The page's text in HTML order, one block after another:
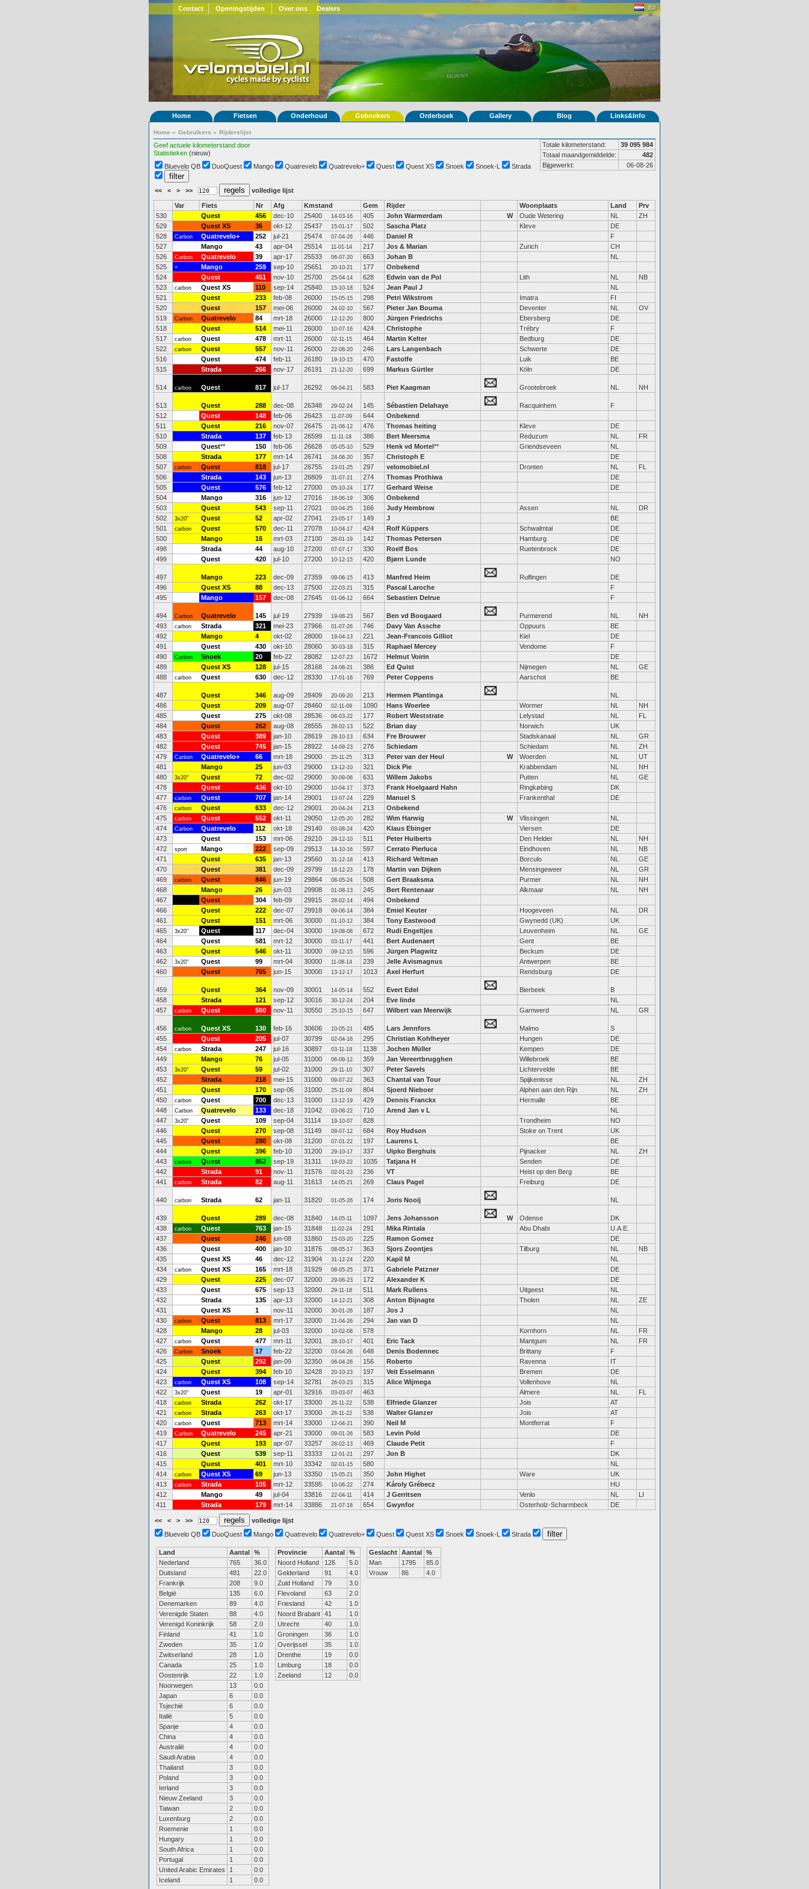
Contact Openingstijden Over ons Dealers
Home Fietsen Onderhoud Gebruikers Orderboek Gallery Blog Links&Info
Home » Gebruikers » Rijderslijst
Geef actuele kilometerstand door
Statistieken (nieuw)
Totale kilometerstand:
39 095 984
Totaal maandgemiddelde:
482
Bijgewerkt:
06-08-26
Bluevelo QB DuoQuest Mango Quatrevelo Quatrevelo+ Quest Quest XS Snoek Snoek-L Strada
<< < > >> volledige lijst
Var Fiets Nr Afg Kmstand Gem Rijder Woonplaats Land
Prv
530
Quest 456 dec-10 25400 14-03-16 405 John Warmerdam W Oude Wetering NL
ZH
529
Quest XS 36 okt-12 25437 15-01-17 502 Sascha Platz Kleve
DE
528
Carbon Quatrevelo+ 252 jul-21 25474 07-04-26 446 Daniel R
F
527
Mango 43 apr-04 25514 11-01-14 217 Jos & Marian Zurich
CH
526
Carbon Quatrevelo 39 apr-17 25533 06-07-20 663 Johan B
NL
525
+ Mango 259 sep-10 25651 20-10-21 177
Onbekend
524
Quest 451 nov-10 25700 25-04-14 628 Edwin van de Pol Lith NL
NB
523
carbon Quest XS 110 sep-14 25840 15-10-18 524 Jean Paul J
NL
521
Quest 233 feb-08 26000 15-05-15 298 Petri Wikstrom Imatra
FI
520
Quest 157 mei-06 26000 24-02-10 567 Pieter Jan Bouma Deventer NL
OV
519
Carbon Quatrevelo 84 mrt-18 26000 12-12-20 800 Jürgen Friedrichs Ebersberg
DE
518
Quest 514 mei-11 26000 10-07-16 424 Christophe Trébry
F
517
carbon Quest 478 mrt-11 26000 02-11-15 464 Martin Kelter Bedburg
DE
522
carbon Quest 557 nov-11 26000 22-08-20 246 Lars Langenbach Schwerte
DE
516
Quest 474 feb-11 26180 19-10-15 470 Fastolfe Luik
BE
515
Strada 266 nov-17 26191 21-12-20 699 Markus Gürtler Köln DE
514 carbon Quest 817 jul-17 26292 06-04-21 583 Piet Kaagman Grootebroek NL NH
513 Quest 288 dec-08 26348 29-02-24 145 Sébastien Delahaye Racquinhem
F
512
Quest 148 feb-06 26423 11-07-09 644
Onbekend
511
Quest 216 nov-07 26475 21-06-12 476 Thomas heiting Kleve
DE
510
Strada 137 feb-13 26599 11-11-18 386 Bert Meersma Reduzum NL
FR
509
Quest** 150 feb-06 26628 05-05-10 529 Henk vd Mortel** Griendseveen
NL
508
Strada 177 mrt-14 26741 24-06-20 357 Christoph E
DE
507
carbon Quest 818 jul-17 26755 23-01-25 297 velomobiel.nl Dronten NL
FL
506
Strada 143 jun-13 26809 31-07-21 274 Thomas Prothiwa
DE
505
Quest 576 feb-12 27000 05-10-24 177 Gerhard Weise
DE
504
Mango 316 jun-12 27016 18-06-19 306
Onbekend
503
Quest 543 sep-11 27021 03-04-25 166 Judy Hembrow Assen NL
DR
502
3x20" Quest 52 apr-02 27041 23-05-17 149 J
BE
501
carbon Quest 570 dec-11 27078 10-04-17 424 Rolf Küppers Schwalmtal
DE
500
Mango 16 mrt-03 27100 26-01-19 142 Thomas Petersen Hamburg
DE
498
Strada 44 aug-10 27200 07-07-17 330 Roelf Bos Ruetenbrock
DE
499
Quest 420 jul-10 27200 10-12-15 420 Bjørn Lunde NO
497 Mango 223 dec-09 27359 09-06-15 413 Manfred Heim Rulfingen
DE
496
Quest XS 88 dec-13 27500 22-03-21 315 Pascal Laroche
F
495
Mango 157 dec-08 27645 01-06-12 664 Sebastien Delrue F
494 Carbon Quatrevelo 145 jul-19 27939 19-08-23 567 Ben vd Boogaard Purmerend NL
NH
493
carbon Strada 321 mei-23 27966 01-07-26 746 Davy Van Assche Oppuurs
BE
492
Mango 4 okt-02 28000 19-04-13 221 Jean-Francois Gilliot Kiel
DE
491
Quest 430 okt-10 28060 30-03-18 315 Raphael Mercey Vendome
F
490
Carbon Snoek 20 feb-22 28082 12-07-23 1672 Helmut Voirin
DE
489
Quest XS 128 jul-15 28168 24-08-21 386 Ed Quist Nijmegen NL
GE
488
carbon Quest 630 dec-12 28330 17-01-16 769 Peter Coppens Aarschot BE
487 Quest 346 aug-09 28409 20-09-20 213 Hermen Plantinga
NL
486
Quest 209 aug-07 28460 02-11-09 1090 Hans Woerlee Wormer NL
NH
485
Quest 275 okt-08 28536 06-03-22 177 Robert Weststrate Lelystad NL
FL
484
Quest 262 aug-08 28555 28-02-13 522 Brian day Norwich
UK
483
Quest 389 jan-10 28619 28-10-13 634 Fre Brouwer Stadskanaal NL
GR
482
Quest 745 jan-15 28922 14-09-23 278 Schiedam Schiedam NL
ZH
479
Carbon Quatrevelo+ 66 mrt-18 29000 25-11-25 313 Peter van der Heul W Woerden NL
UT
481
Mango 25 jun-03 29000 13-12-10 321 Dick Pie Krabbendam NL
NH
480
3x20" Quest 72 dec-02 29000 30-09-06 631 Willem Jakobs Putten NL
GE
478
Quest 436 okt-10 29000 10-04-17 373 Frank Hoelgaard Hahn Ringkøbing
DK
477
carbon Quest 707 jan-14 29001 13-07-24 229 Manuel S Frankenthal
DE
476
carbon Quest 633 dec-12 29001 20-04-24 213
Onbekend
475
carbon Quest 552 okt-11 29050 12-05-20 282 Wim Harwig W Vlissingen
NL
474
Carbon Quatrevelo 112 okt-18 29140 03-08-24 420 Klaus Ebinger Viersen
DE
473
Quest 153 mrt-06 29210 29-12-10 511 Peter Huiberts Den Helder NL
NH
472
sport Mango 222 sep-09 29513 14-10-16 597 Cerrato Pierluca Eindhoven NL
NB
471
Quest 635 jan-13 29560 31-12-18 413 Richard Veltman Borculo NL
GE
470
Quest 381 dec-09 29799 18-12-23 178 Martin van Dijken Mensingeweer NL
GR
469
carbon Quest 846 jun-19 29864 08-05-24 508 Gert Braaksma Purmer NL
NH
468
Mango 26 jun-03 29908 01-08-13 245 Bert Rentenaar Alkmaar NL
NH
467
Quest 304 feb-09 29915 28-02-14 494
Onbekend
466
Quest 222 dec-07 29918 09-06-14 384 Emiel Keuter Hoogeveen NL
DR
461
Quest 151 mrt-06 30000 01-10-12 384 Tony Eastwood Gwynedd (UK)
UK
465
3x20" Quest 117 dec-04 30000 19-08-08 672 Rudi Engeltjes Leuvenheim NL
GE
464
Quest 581 mrt-12 30000 03-11-17 441 Bert Audenaert Gent
BE
463
Quest 546 okt-11 30000 09-12-15 596 Jürgen Plagwitz Beckum
DE
462
3x20" Quest 99 mrt-04 30000 11-08-14 239 Jelle Avismagnus Antwerpen
BE
460
Quest 765 jun-15 30000 13-12-17 1013 Axel Herfurt Rendsburg DE
459 Quest 364 nov-09 30001 14-05-14 552 Evert Edel Bierbeek
B
458
Strada 121 sep-12 30016 30-12-24 204 Eve linde
NL
457
carbon Quest 560 nov-11 30550 25-10-15 647 Wilbert van Meerwijk Garnwerd NL GR
456 carbon Quest XS 130 feb-16 30606 10-05-21 485 Lars Jennfors Malmo
S
455
Quest 205 jul-07 30799 02-04-16 295 Christian Kohlheyer Hungen
DE
454
carbon Strada 247 jul-16 30897 03-11-18 1138 Jochen Müller Kempen
DE
449
Mango 76 jul-05 31000 06-09-12 359 Jan Vereertbrugghen Willebroek
BE
453
3x20" Quest 59 jul-02 31000 29-11-10 307 Peter Savels Lichtervelde
BE
452
Strada 218 mei-15 31000 09-07-22 363 Chantal van Tour Spijkenisse NL
ZH
451
Quest 170 sep-06 31000 25-11-09 804 Sjoerd Nieboer Alphen aan den Rijn NL
ZH
450
carbon Quest 700 dec-13 31000 13-12-19 429 Dennis Franckx Hermalle
BE
448
Carbon Quatrevelo 133 dec-18 31042 03-08-22 710 Arend Jan v L
NL
447
3x20" Quest 109 sep-04 31114 19-10-07 828 Trondheim
NO
446
Quest 270 sep-08 31149 09-07-12 684 Roy Hudson Stoke on Trent
UK
445
Quest 280 okt-08 31200 07-01-22 197 Laurens L
BE
444
Quest 396 feb-10 31200 29-10-17 337 Uipko Berghuis Pijnacker NL
ZH
443
carbon Quest 852 sep-19 31311 19-03-22 1035 Tatjana H Senden
DE
442
Strada 91 nov-11 31576 02-01-23 236 VT Heist op den Berg
BE
441
carbon Strada 82 aug-11 31613 14-05-21 269 Claus Pagel Freiburg DE
440 carbon Strada 62 jan-11 31820 01-05-26 174 Joris Nooij NL
439 Quest 289 dec-08 31840 14-05-11 1097 Jens Johansson W Odense
DK
438
carbon Quest 763 jan-15 31848 11-02-24 291 Mika Rintala Abu Dhabi
U.A.E.
437
Quest 246 jun-08 31860 15-03-20 225 Ramon Gomez
DE
436
Quest 400 jan-10 31876 08-05-17 363 Sjors Zoontjes Tilburg NL
NB
435
Quest XS 46 dec-12 31904 31-12-24 220 Kapil M
NL
434
carbon Quest XS 165 mrt-18 31929 08-05-25 371 Gabriele Patzner
DE
429
Quest 225 dec-07 32000 29-06-23 172 Alexander K
DE
433
Quest 675 sep-13 32000 29-11-18 511 Mark Rullens Uitgeest
NL
432
Strada 135 apr-13 32000 14-12-21 308 Anton Bijnagte Tholen NL
ZE
431
Quest XS 1 nov-11 32000 30-01-26 187 Jos J
NL
430
carbon Quest 813 mrt-17 32000 21-04-26 294 Jan van D
NL
428
Mango 28 jul-03 32000 10-02-08 578 Kornhorn NL
FR
427
carbon Quest 477 mrt-11 32001 28-10-17 401 Eric Tack Mantgum NL
FR
426
Carbon Snoek 17 feb-22 32200 03-04-26 648 Denis Bodennec Brittany
F
425
Quest 292 jan-09 32350 06-04-26 156 Roberto Ravenna
IT
424
Quest 394 feb-10 32428 20-10-23 197 Veit Esselmann Bremen
DE
423
carbon Quest XS 108 sep-14 32781 26-03-23 315 Alice Wijmega Vollenhove
NL
422
3x20" Quest 19 apr-01 32916 03-03-07 463 Almere NL
FL
418
carbon Strada 262 okt-17 33000 26-11-22 538 Elfriede Glanzer Jois
AT
421
carbon Strada 263 okt-17 33000 26-11-22 538 Walter Glanzer Jois
AT
420
carbon Quest 713 mrt-14 33000 12-04-21 390 Neil M Montferrat
F
419
Carbon Quatrevelo 245 apr-21 33000 09-01-26 583 Levin Pold
DE
417
Quest 193 apr-07 33257 28-02-13 469 Claude Petit
F
416
Quest 539 sep-11 33333 12-01-21 297 Jon B
DK
415
Quest 401 mrt-10 33342 02-01-15 580
NL
414
carbon Quest XS 69 jun-13 33350 15-05-21 350 John Highet Ware
UK
413
carbon Strada 105 mrt-12 33595 10-06-22 274 Károly Grébecz
HU
412
Mango 49 jul-04 33816 22-04-11 414 J Gerritsen Venlo NL
LI
411
Strada 179 mrt-14 33886 21-07-18 654 Gwynfor Osterholz-Scharmbeck DE
<< < > >>
volledige lijst
Bluevelo QB
DuoQuest Mango Quatrevelo Quatrevelo+ Quest Quest XS Snoek Snoek-L Strada
Land Aantal %
Nederland
765
36.0
Duitsland
481
22.0
Frankrijk
208
9.0
België
135
6.0
Denemarken
89
4.0
Verenigde Staten
88
4.0
Verenigd Koninkrijk
58
2.0
Finland
41
1.0
Zweden
35
1.0
Zwitserland
28
1.0
Canada
25
1.0
Oostenrijk
22
1.0
Noorwegen
13
0.0
Japan
6
0.0
Tsjechië
6
0.0
Italië
5
0.0
Spanje
4
0.0
China
4
0.0
Australië
4
0.0
Saudi Arabia
4
0.0
Thailand
3
0.0
Poland
3
0.0
Ierland
3
0.0
Nieuw Zeeland
3
0.0
Taiwan
2
0.0
Luxenburg
2
0.0
Roemenie
1
0.0
Hungary
1
0.0
South Africa
1
0.0
Portugal
1
0.0
United Arabic Emirates
1
0.0
Iceland
1 0.0
Provincie Aantal %
Noord Holland
126
5.0
Gelderland
91
4.0
Zuid Holland
79
3.0
Flevoland
63
2.0
Friesland
42
1.0
Noord Brabant 41
1.0
Utrecht
40
1.0
Groningen
36
1.0
Overijssel
35
1.0
Drenthe
19
0.0
Limburg
18
0.0
Zeeland
12 0.0
Geslacht Aantal %
Man
1795
85.0
Vrouw
86 4.0